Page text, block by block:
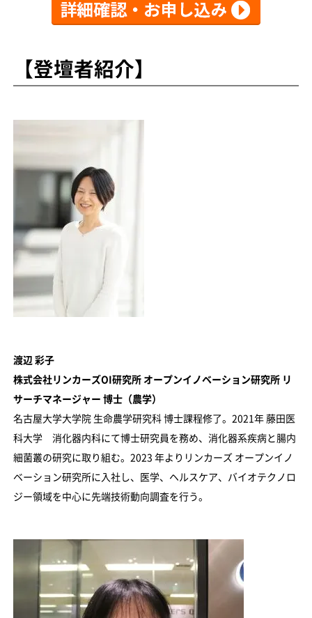
【登壇者紹介】
渡辺 彩子
株式会社リンカーズOI研究所 オープンイノベーション研究所 リ
サーチマネージャー 博士（農学）
名古屋大学大学院 生命農学研究科 博士課程修了。2021年 藤田医
科大学 消化器内科にて博士研究員を務め、消化器系疾病と腸内
細菌叢の研究に取り組む。2023 年よりリンカーズ オープンイノ
ベーション研究所に入社し、医学、ヘルスケア、バイオテクノロ
ジー領域を中心に先端技術動向調査を行う。